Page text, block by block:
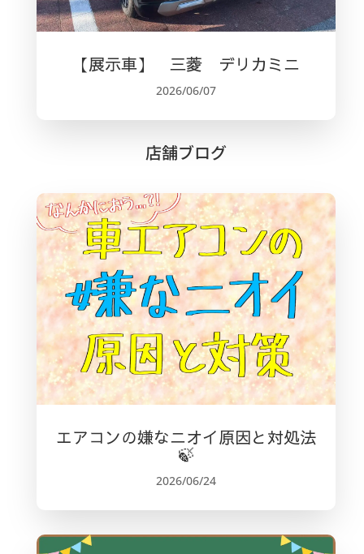
【展示車】 三菱 デリカミニ
2026/06/07
店舗ブログ
エアコンの嫌なニオイ原因と対処法
🍃
2026/06/24